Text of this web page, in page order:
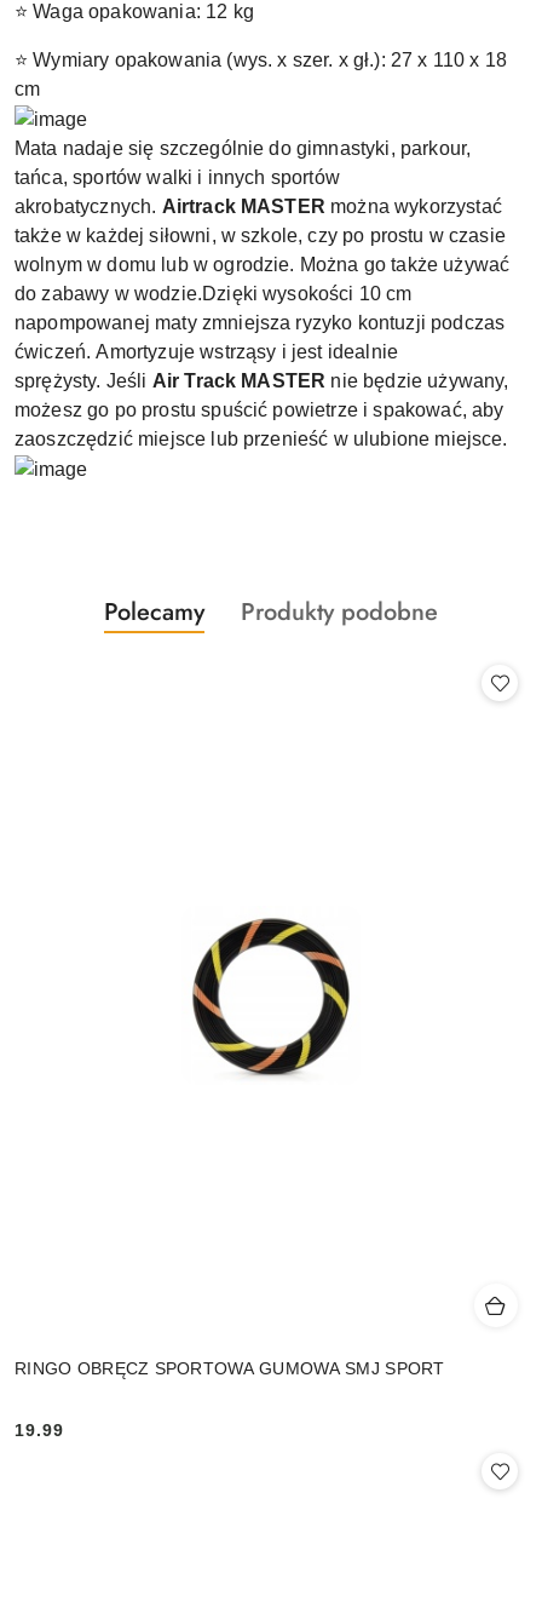
⭐ Waga opakowania: 12 kg
⭐ Wymiary opakowania (wys. x szer. x gł.): 27 x 110 x 18
cm
Mata nadaje się szczególnie do gimnastyki, parkour,
tańca, sportów walki i innych sportów
akrobatycznych. Airtrack MASTER można wykorzystać
także w każdej siłowni, w szkole, czy po prostu w czasie
wolnym w domu lub w ogrodzie. Można go także używać
do zabawy w wodzie.Dzięki wysokości 10 cm
napompowanej maty zmniejsza ryzyko kontuzji podczas
ćwiczeń. Amortyzuje wstrząsy i jest idealnie
sprężysty. Jeśli Air Track MASTER nie będzie używany,
możesz go po prostu spuścić powietrze i spakować, aby
zaoszczędzić miejsce lub przenieść w ulubione miejsce.
Pomiń karuzelę produktów
Produkty
o
Polecamy
Produkty
Produkty podobne
RINGO OBRĘCZ SPORTOWA GUMOWA SMJ SPORT
Cena:
19.99